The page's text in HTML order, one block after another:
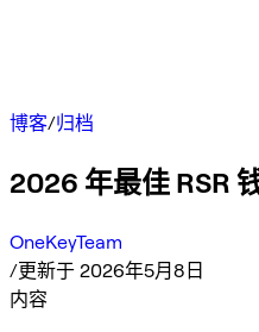
博客/归档
2026 年最佳 RSR
OneKeyTeam
/更新于 2026年5月8日
内容